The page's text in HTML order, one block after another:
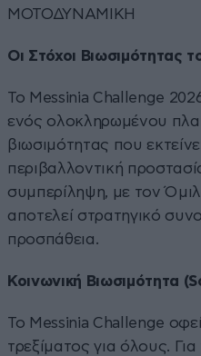
ΜΟΤΟΔΥΝΑΜΙΚΗ
Οι Στόχοι Βιωσιμότητας
Το Messinia Challenge
ενός ολοκληρωμένου
βιωσιμότητας που
περιβαλλοντική
συμπερίληψη, με τον
αποτελεί στρατηγικό
προσπάθεια.
Κοινωνική Βιωσιμότητα
Το Messinia Challenge
τρεξίματος για όλους.